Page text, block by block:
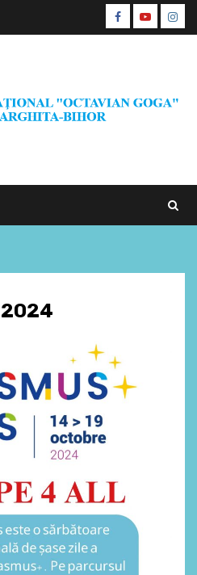
Facebook
Youtube
CŞE
2024